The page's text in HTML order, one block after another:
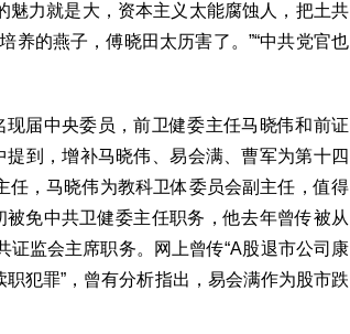
力就是大，资本主义太能腐蚀人，把土共
养的燕子，傅晓田太历害了。”“中共党官也
届中央委员，前卫健委主任马晓伟和前证
到，增补马晓伟、易会满、曹军为第十四
任，马晓伟为教科卫体委员会副主任，值得
免中共卫健委主任职务，他去年曾传被从
监会主席职务。网上曾传“A股退市公司康
犯罪”，曾有分析指出，易会满作为股市跌